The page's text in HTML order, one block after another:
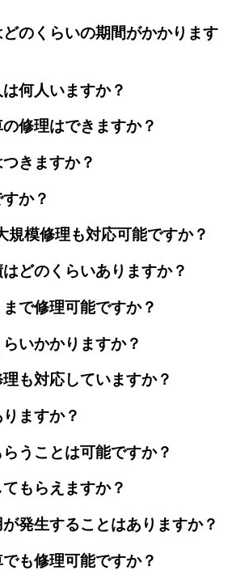
のくらいの期間がかかります
何人いますか？
修理はできますか？
きますか？
か？
規模修理も対応可能ですか？
どのくらいありますか？
で修理可能ですか？
いかかりますか？
も対応していますか？
ますか？
うことは可能ですか？
もらえますか？
発生することはありますか？
も修理可能ですか？